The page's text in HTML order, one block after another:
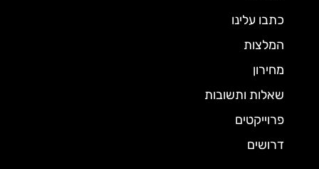
כתבו עלינו
המלצות
מחירון
שאלות ותשובות
פרוייקטים
דרושים